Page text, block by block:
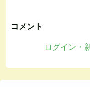
コメント
ログイン・